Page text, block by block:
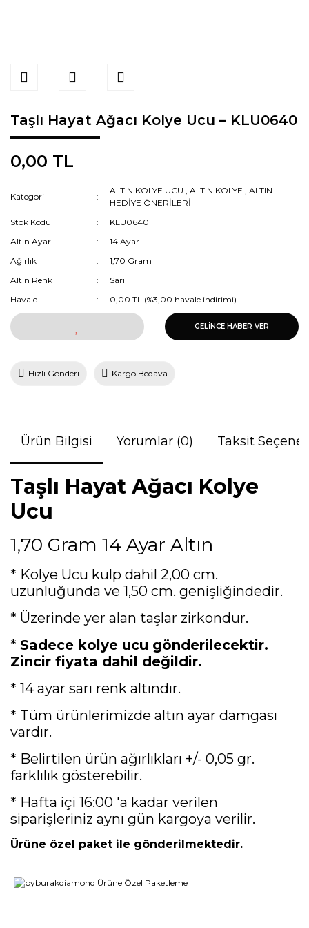
Taşlı Hayat Ağacı Kolye Ucu – KLU0640
0,00 TL
Kategori
ALTIN KOLYE UCU ,ALTIN KOLYE ,ALTIN
HEDİYE ÖNERİLERİ
Stok Kodu
KLU0640
Altın Ayar
14 Ayar
Ağırlık
1,70 Gram
Altın Renk
Sarı
Havale
0,00 TL (%3,00 havale indirimi)
GELİNCE HABER VER
Hızlı Gönderi Kargo Bedava
Ürün Bilgisi Yorumlar (0) Taksit
Taşlı Hayat Ağacı Kolye
Ucu
1,70 Gram 14 Ayar Altın
* Kolye Ucu kulp dahil 2,00 cm.
uzunluğunda ve 1,50 cm. genişliğindedir.
* Üzerinde yer alan taşlar zirkondur.
* Sadece kolye ucu gönderilecektir.
Zincir fiyata dahil değildir.
* 14 ayar sarı renk altındır.
* Tüm ürünlerimizde altın ayar damgası
vardır.
* Belirtilen ürün ağırlıkları +/- 0,05 gr.
farklılık gösterebilir.
* Hafta içi 16:00 'a kadar verilen
siparişleriniz aynı gün kargoya verilir.
Ürüne özel paket ile gönderilmektedir.